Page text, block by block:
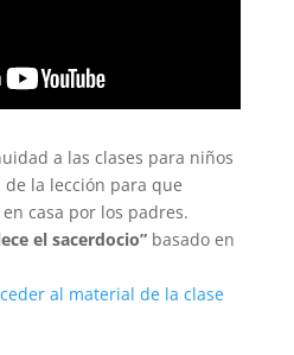
a las clases para niños
la lección para que
casa por los padres.
el sacerdocio”basado en
al material de la clase